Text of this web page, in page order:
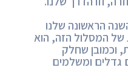
הראשונה שלנו
המסלול הזה, הוא
וכמובן שחלק
גדלים ומשלמים